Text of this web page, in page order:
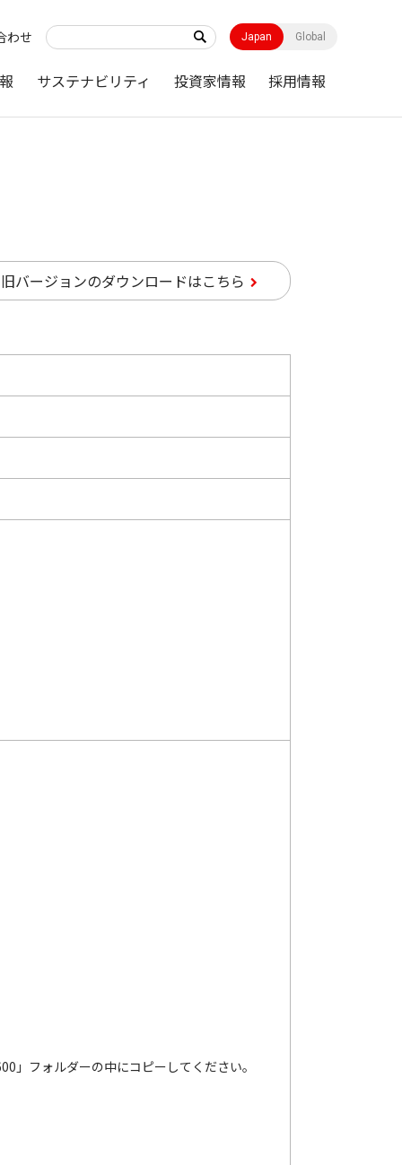
わせ Japan Global
サステナビリティ 投資家情報 採用情報
旧バージョンのダウンロードはこちら
」フォルダーの中にコピーしてください。